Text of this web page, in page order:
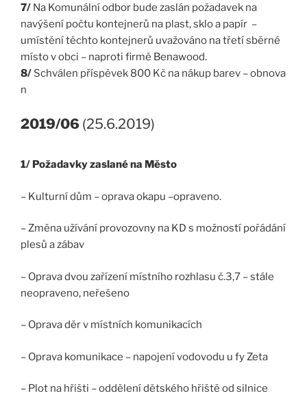
7/ Na Komunální odbor bude zaslán požadavek na
navýšení počtu kontejnerů na plast, sklo a papír –
umístění těchto kontejnerů uvažováno na třetí sběrné
místo v obci – naproti firmě Benawood.
8/ Schválen příspěvek 800 Kč na nákup barev – obnova
n
2019/06 (25.6.2019)
1/ Požadavky zaslané na Město
– Kulturní dům – oprava okapu –opraveno.
– Změna užívání provozovny na KD s možností pořádání
plesů a zábav
– Oprava dvou zařízení místního rozhlasu č.3,7 – stále
neopraveno, neřešeno
– Oprava děr v místních komunikacích
– Oprava komunikace – napojení vodovodu u fy Zeta
– Plot na hřišti – oddělení dětského hřiště od silnice